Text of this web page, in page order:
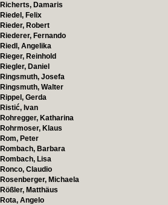
Richerts, Damaris
Riedel, Felix
Rieder, Robert
Riederer, Fernando
Riedl, Angelika
Rieger, Reinhold
Riegler, Daniel
Ringsmuth, Josefa
Ringsmuth, Walter
Rippel, Gerda
Ristić, Ivan
Rohregger, Katharina
Rohrmoser, Klaus
Rom, Peter
Rombach, Barbara
Rombach, Lisa
Ronco, Claudio
Rosenberger, Michaela
Rößler, Matthäus
Rota, Angelo